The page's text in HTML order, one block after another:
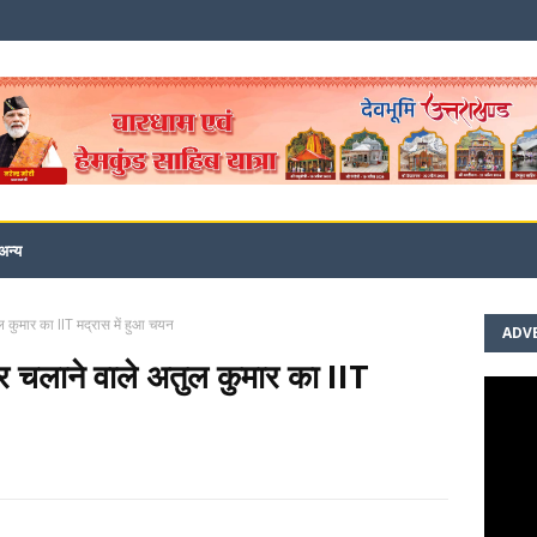
कुमार का IIT मद्रास में हुआ चयन
चलाने वाले अतुल कुमार का IIT